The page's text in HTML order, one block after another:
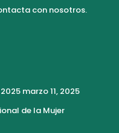
con nosotros.
marzo 11, 2025
de la Mujer